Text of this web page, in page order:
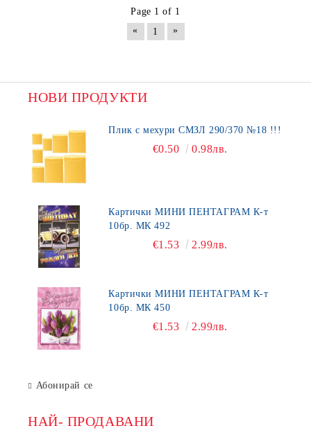
Page 1 of 1
«
1 »
НОВИ ПРОДУКТИ
Плик с мехури СМЗЛ 290/370 №18 !!!
€0.50 0.98лв.
Картички МИНИ ПЕНТАГРАМ К-т
10бр. МК 492
€1.53 2.99лв.
Картички МИНИ ПЕНТАГРАМ К-т
10бр. МК 450
€1.53 2.99лв.
Абонирай се
НАЙ- ПРОДАВАНИ